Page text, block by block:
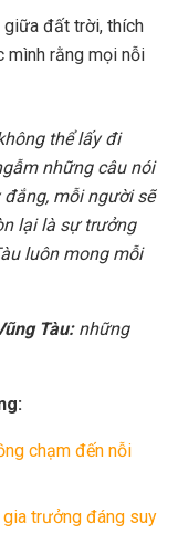
giữa đất trời, thích
mình rằng mọi nỗi
thể lấy đi
những câu nói
mỗi người sẽ
lại là sự trưởng
luôn mong mỗi
Tàu:những
chạm đến nỗi
trưởng đáng suy